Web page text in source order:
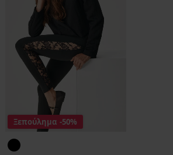
Ξεπούλημα -50%